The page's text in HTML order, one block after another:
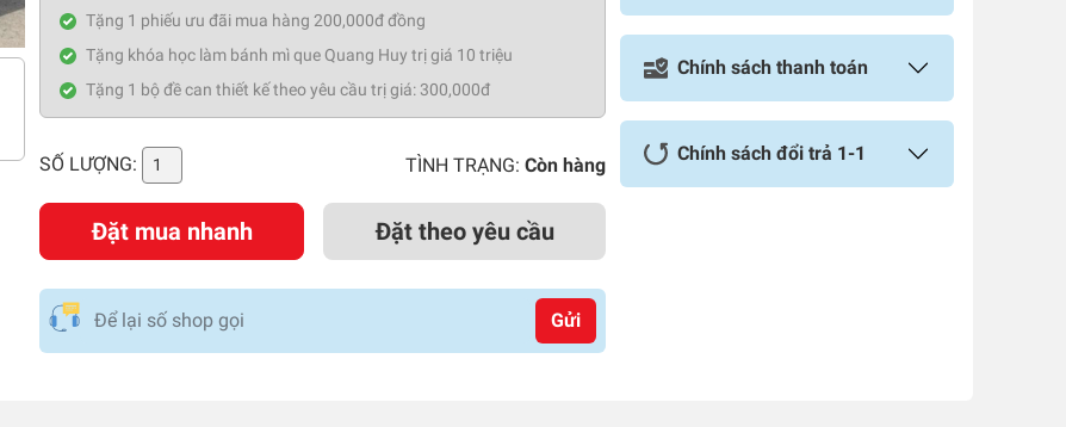
Tặng 1 phiếu ưu đãi mua hàng 200,000đ đồng
Tặng khóa học làm bánh mì que Quang Huy trị giá 10 triệu
Tặng 1 bộ đề can thiết kế theo yêu cầu trị giá: 300,000đ
SỐ LƯỢNG: TÌNH TRẠNG: Còn hàng
Đặt mua nhanh Đặt theo yêu cầu
Gửi
Chính sách thanh toán
Chính sách đổi trả 1-1